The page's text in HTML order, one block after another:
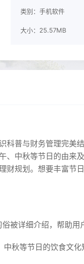
类别：手机软件
大小：25.57MB
科普与财务管理完美
、中秋等节日的由来
财规划。想要丰富节
俗被详细介绍，帮助
中秋等节日的饮食文